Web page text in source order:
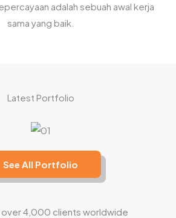
adalah sebuah awal kerja
sama yang baik.
Latest Portfolio
See All Portfolio
over 4,000 clients worldwide